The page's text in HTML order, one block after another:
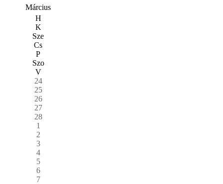
Március
H
K
Sze
Cs
P
Szo
V
24
25
26
27
28
1
2
3
4
5
6
7